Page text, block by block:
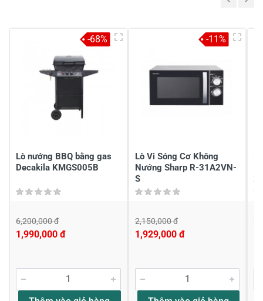
Lò nướng BBQ bằng gas
Decakila KMGS005B
6,200,000 đ
1,990,000 đ
-68%
Lò Vi Sóng Cơ Không
Nướng Sharp R-31A2VN-
S
2,150,000 đ
1,929,000 đ
-11%